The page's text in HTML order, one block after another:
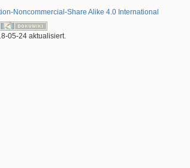
Noncommercial-Share Alike 4.0 International
05-24 aktualisiert.